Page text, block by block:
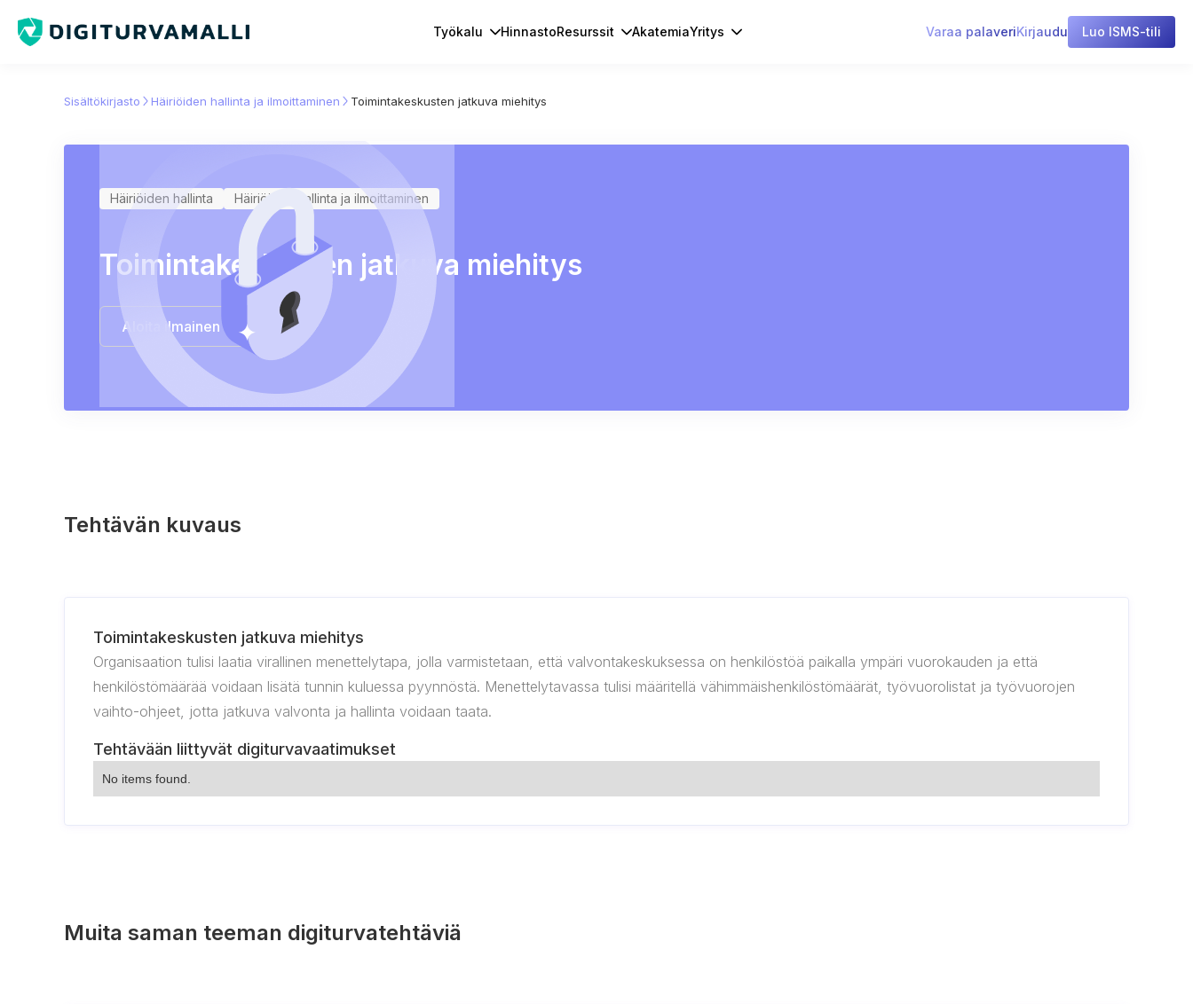
Työkalu HinnastoResurssit AkatemiaYritys Varaa palaveriKirjaudu Luo ISMS-tili
Sisältökirjasto Häiriöiden hallinta ja ilmoittaminen Toimintakeskusten jatkuva miehitys
Häiriöiden hallinta Häiriöiden hallinta ja ilmoittaminen
Toimintakeskusten jatkuva miehitys
Aloita ilmainen kokeilu
Tehtävän kuvaus
Toimintakeskusten jatkuva miehitys
Organisaation tulisi laatia virallinen menettelytapa, jolla varmistetaan, että valvontakeskuksessa on henkilöstöä paikalla ympäri vuorokauden ja että
henkilöstömäärää voidaan lisätä tunnin kuluessa pyynnöstä. Menettelytavassa tulisi määritellä vähimmäishenkilöstömäärät, työvuorolistat ja työvuorojen
vaihto-ohjeet, jotta jatkuva valvonta ja hallinta voidaan taata.
Tehtävään liittyvät digiturvavaatimukset
No items found.
Muita saman teeman digiturvatehtäviä